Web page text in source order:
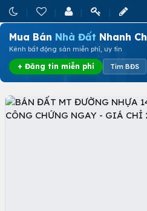
Mua Bán Nhà Đất Nhanh
Kênh bất động sản miễn phí, uy tín
+ Đăng tin miễn phí Tìm BĐS